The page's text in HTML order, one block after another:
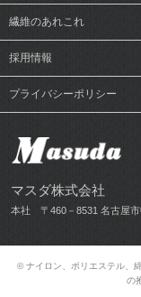
繊維のあれこれ
採用情報
プライバシーポリシー
マスダ株式会社
本社 〒460－8531 名古屋
© ナイロン、ポリエステル、
の